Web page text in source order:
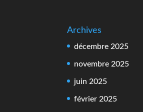
Archives
décembre 2025
novembre 2025
juin 2025
février 2025